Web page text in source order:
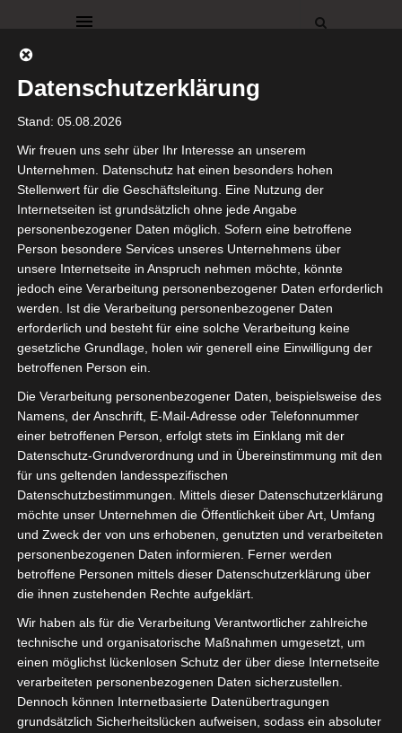
DEKORATIONEN FEIERLICHKEITEN
4. Advent
20. Dezember 2020
Ihr Lieben,
schönen und besinnlichen 4.
Advent.
Datenschutzerklärung
Stand: 05.08.2026
Wir freuen uns sehr über Ihr Interesse an unserem
Unternehmen. Datenschutz hat einen besonders hohen
Stellenwert für die Geschäftsleitung. Eine Nutzung der
Internetseiten ist grundsätzlich ohne jede Angabe
personenbezogener Daten möglich. Sofern eine betroffene
Person besondere Services unseres Unternehmens über
unsere Internetseite in Anspruch nehmen möchte, könnte
jedoch eine Verarbeitung personenbezogener Daten erforderlich
werden. Ist die Verarbeitung personenbezogener Daten
erforderlich und besteht für eine solche Verarbeitung keine
gesetzliche Grundlage, holen wir generell eine Einwilligung der
betroffenen Person ein.
Die Verarbeitung personenbezogener Daten, beispielsweise des
Namens, der Anschrift, E-Mail-Adresse oder Telefonnummer
einer betroffenen Person, erfolgt stets im Einklang mit der
Datenschutz-Grundverordnung und in Übereinstimmung mit den
für uns geltenden landesspezifischen
Datenschutzbestimmungen. Mittels dieser Datenschutzerklärung
möchte unser Unternehmen die Öffentlichkeit über Art, Umfang
und Zweck der von uns erhobenen, genutzten und verarbeiteten
personenbezogenen Daten informieren. Ferner werden
betroffene Personen mittels dieser Datenschutzerklärung über
die ihnen zustehenden Rechte aufgeklärt.
Wir haben als für die Verarbeitung Verantwortlicher zahlreiche
technische und organisatorische Maßnahmen umgesetzt, um
einen möglichst lückenlosen Schutz der über diese Internetseite
verarbeiteten personenbezogenen Daten sicherzustellen.
Dennoch können Internetbasierte Datenübertragungen
grundsätzlich Sicherheitslücken aufweisen, sodass ein absoluter